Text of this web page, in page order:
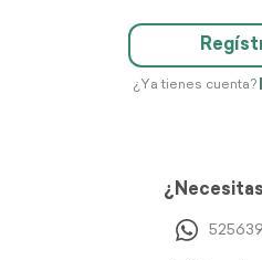
¿Ya tienes cuenta?